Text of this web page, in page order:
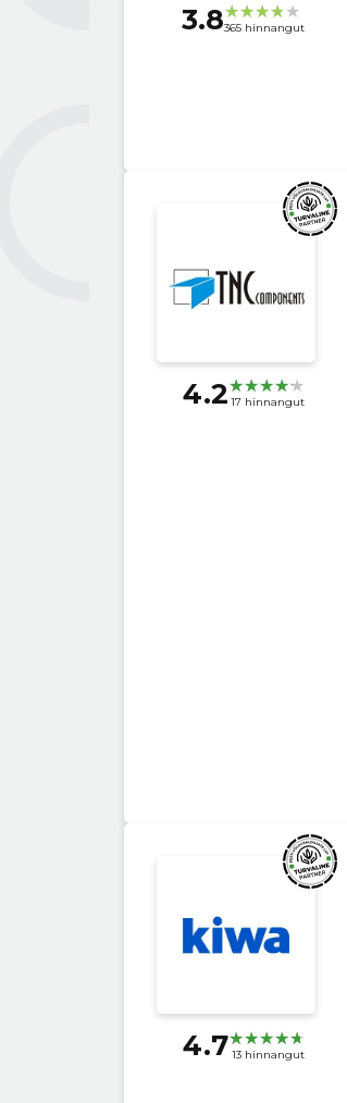
3.8365 hinnangut
4.2 17 hinnangut
4.7 13 hinnangut